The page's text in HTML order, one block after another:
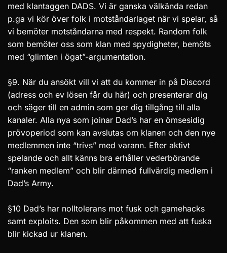
med klantaggen DADS. Vi är ganska välkända redan
p.ga vi kör över folk i motståndarlaget när vi spelar, så
vi bemöter motståndarna med respekt. Random folk
som bemöter oss som klan med spydigheter, bemöts
med “glimten i ögat”-argumentation.
§9. När du ansökt vill vi att du kommer in på Discord
(adress och ev lösen får du här) och presenterar dig
och säger till en admin som ger dig tillgång till alla
kanaler. Alla nya som joinar Dad’s har en ömsesidig
prövoperiod som kan avslutas om klanen och den nye
medlemmen inte “trivs” med varann. Efter aktivt
spelande och allt känns bra erhåller vederbörande
“ranken medlem” och blir därmed fullvärdig medlem i
Dad’s Army.
§10 Dad’s har nolltolerans mot fusk och gamehacks
samt exploits. Den som blir påkommen med att fuska
blir kickad ur klanen.